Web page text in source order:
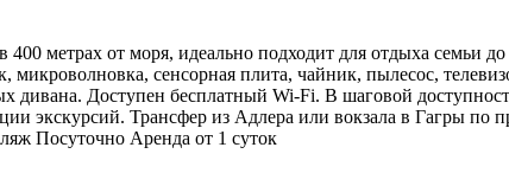
метрах от моря, идеально подходит для отдыха семьи
микроволновка, сенсорная плита, чайник, пылесос,
дивана. Доступен бесплатный Wi-Fi. В шаговой
экскурсий. Трансфер из Адлера или вокзала в Гагры по
Посуточно Аренда от 1 суток